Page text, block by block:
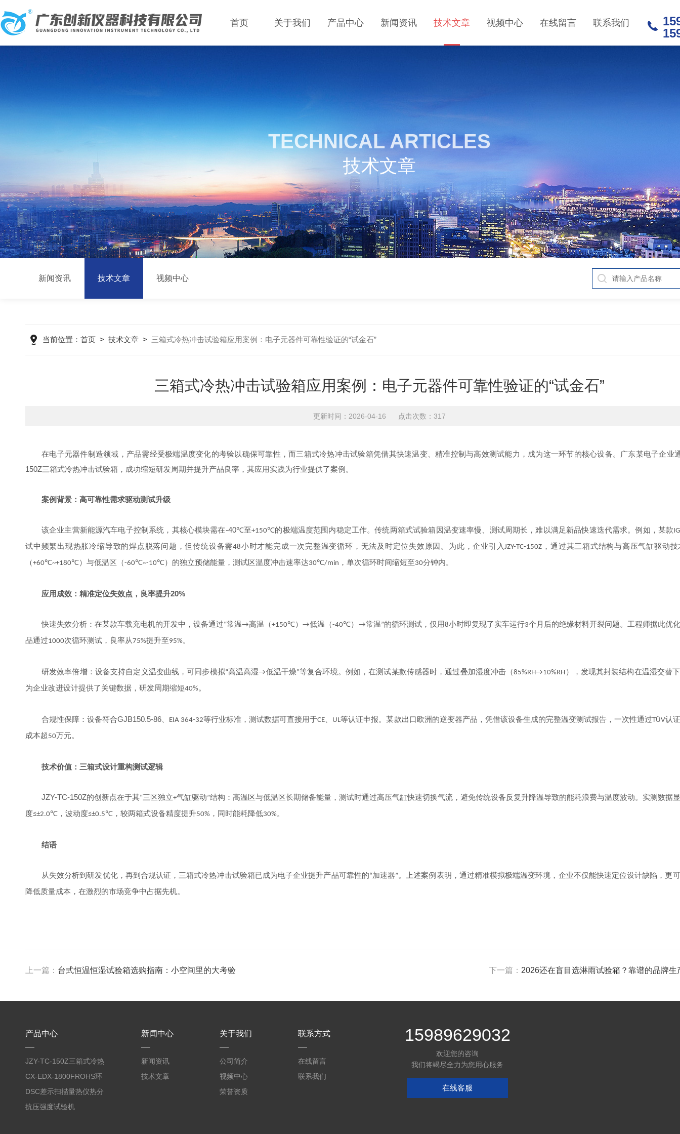
首页 关于我们 产品中心 新闻资讯 技术文章 视频中心 在线留言 联系我们
TECHNICAL ARTICLES
技术文章
新闻资讯 技术文章 视频中心
当前位置： 首页 > 技术文章 > 三箱式冷热冲击试验箱应用案例：电子元器件可靠性验证的“试金石”
三箱式冷热冲击试验箱应用案例：电子元器件可靠性验证的“试金石”
更新时间：2026-04-16 点击次数：317
在电子元器件制造领域，产品需经受极端温度变化的考验以确保可靠性，而三箱式冷热冲击试验箱凭借其快速温变、精准控制与高效测试能力，成为这一环节的核心设备。广东某电子企业
150Z三箱式冷热冲击试验箱，成功缩短研发周期并提升产品良率，其应用实践为行业提供了案例。
案例背景：高可靠性需求驱动测试升级
该企业主营新能源汽车电子控制系统，其核心模块需在-40℃至+150℃的极端温度范围内稳定工作。传统两箱式试验箱因温变速率慢、测试周期长，难以满足新品快速迭代需求。例如，某款
试中频繁出现热胀冷缩导致的焊点脱落问题，但传统设备需48小时才能完成一次完整温变循环，无法及时定位失效原因。为此，企业引入 JZY-TC-150Z ，通过其三箱式结构与高压气缸驱动
（+60℃~+180℃ ）与低温区（-60℃~-10℃ ）的独立预储能量，测试区温度冲击速率达30℃/min ，单次循环时间缩短至30分钟内。
应用成效：精准定位失效点，良率提升20%
快速失效分析：在某款车载充电机的开发中，设备通过“常温→高温（+150℃ ）→低温（-40℃ ） →常温”的循环测试，仅用8小时即复现了实车运行3个月后的绝缘材料开裂问题。工程师据此优
品通过1000次循环测试，良率从75%提升至95%。
研发效率倍增：设备支持自定义温变曲线，可同步模拟“高温高湿→低温干燥”等复合环境。例如，在测试某款传感器时，通过叠加湿度冲击（85%RH→10%RH ），发现其封装结构在温湿交替
为企业改进设计提供了关键数据，研发周期缩短40%。
合规性保障：设备符合GJB150.5-86 EIA 364-32等行业标准，测试数据可直接用于CE UL等认证申报。某款出口欧洲的逆变器产品，凭借该设备生成的完整温变测试报告，一次性通过TÜV认
成本超 50万元。
技术价值：三箱式设计重构测试逻辑
JZY-TC-150Z的创新点在于其“三区独立+气缸驱动”结构：高温区与低温区长期储备能量，测试时通过高压气缸快速切换气流，避免传统设备反复升降温导致的能耗浪费与温度波动。实测数据
度≤±2.0℃ ，波动度≤±0.5℃ ，较两箱式设备精度提升50% ，同时能耗降低30%。
结语
从失效分析到研发优化，再到合规认证，三箱式冷热冲击试验箱已成为电子企业提升产品可靠性的“加速器”。上述案例表明，通过精准模拟极端温变环境，企业不仅能快速定位设计缺陷，更
降低质量成本，在激烈的市场竞争中占据先机。
上一篇： 台式恒温恒湿试验箱选购指南：小空间里的大考验 下一篇： 2026还在盲目选淋雨试验箱？靠谱的品牌生
产品中心
JZY-TC-150Z三箱式冷热
冲击试验箱
CX-EDX-1800FROHS环
保仪
DSC差示扫描量热仪热分
析仪
抗压强度试验机
新闻中心
新闻资讯
技术文章
关于我们
公司简介
视频中心
荣誉资质
联系方式
在线留言
联系我们
15989629032
欢迎您的咨询
我们将竭尽全力为您用心服务
在线客服